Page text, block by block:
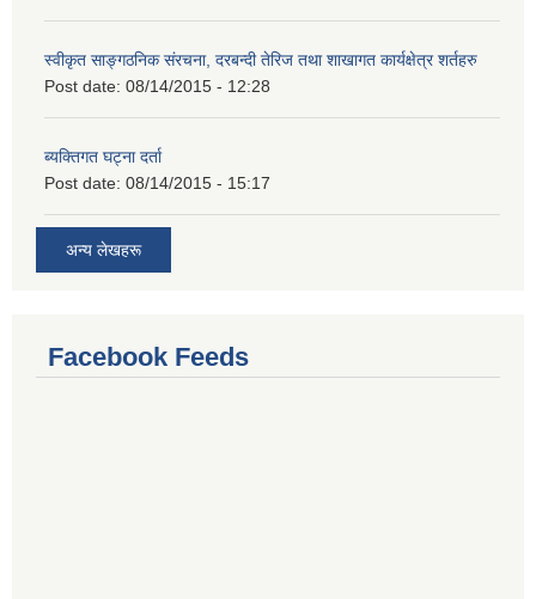
स्वीकृत साङ्गठनिक संरचना, दरबन्दी तेरिज तथा शाखागत कार्यक्षेत्र शर्तहरु
Post date: 08/14/2015 - 12:28
ब्यक्तिगत घट्ना दर्ता
Post date: 08/14/2015 - 15:17
अन्य लेखहरू
Facebook Feeds